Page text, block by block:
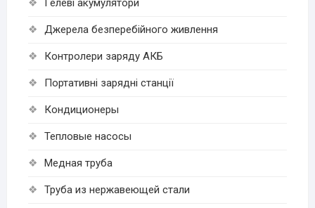
Гелеві акумулятори
Джерела безперебійного живлення
Контролери заряду АКБ
Портативні зарядні станції
Кондиционеры
Тепловые насосы
Медная труба
Труба из нержавеющей стали